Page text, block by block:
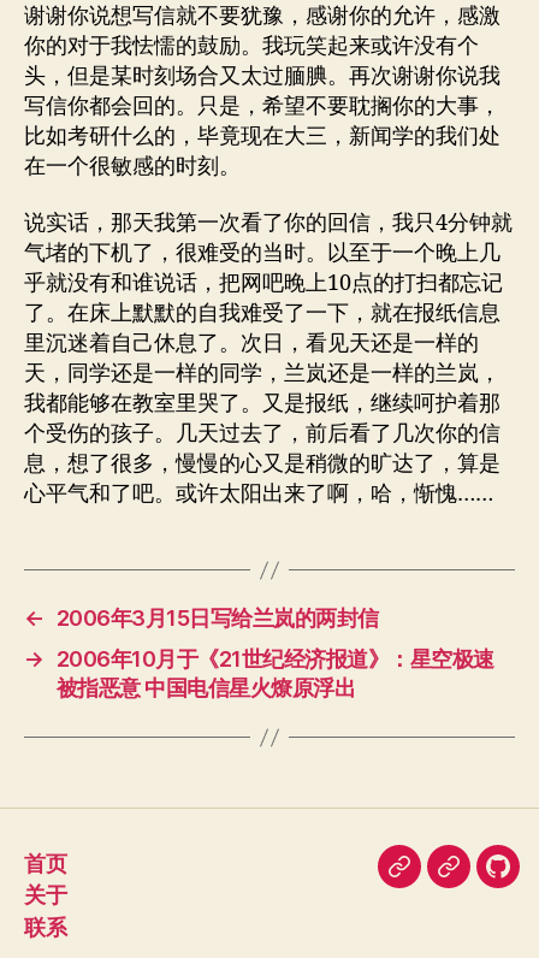
谢谢你说想写信就不要犹豫，感谢你的允许，感激
你的对于我怯懦的鼓励。我玩笑起来或许没有个
头，但是某时刻场合又太过腼腆。再次谢谢你说我
写信你都会回的。只是，希望不要耽搁你的大事，
比如考研什么的，毕竟现在大三，新闻学的我们处
在一个很敏感的时刻。
说实话，那天我第一次看了你的回信，我只4分钟就
气堵的下机了，很难受的当时。以至于一个晚上几
乎就没有和谁说话，把网吧晚上10点的打扫都忘记
了。在床上默默的自我难受了一下，就在报纸信息
里沉迷着自己休息了。次日，看见天还是一样的
天，同学还是一样的同学，兰岚还是一样的兰岚，
我都能够在教室里哭了。又是报纸，继续呵护着那
个受伤的孩子。几天过去了，前后看了几次你的信
息，想了很多，慢慢的心又是稍微的旷达了，算是
心平气和了吧。或许太阳出来了啊，哈，惭愧……
←
2006年3月15日写给兰岚的两封信
→
2006年10月于《21世纪经济报道》：星空极速
被指恶意 中国电信星火燎原浮出
首页
关于
联系
即
豆
我